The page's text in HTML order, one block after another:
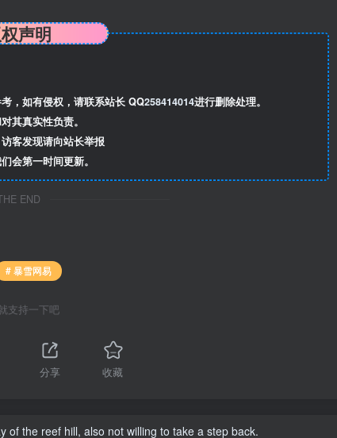
声明
，如有侵权，请联系站长 QQ258414014进行删除处理。
其真实性负责。
客发现请向站长举报
会第一时间更新。
END
# 暴雪网易
支持一下吧
分享 收藏
of the reef hill, also not willing to take a step back.